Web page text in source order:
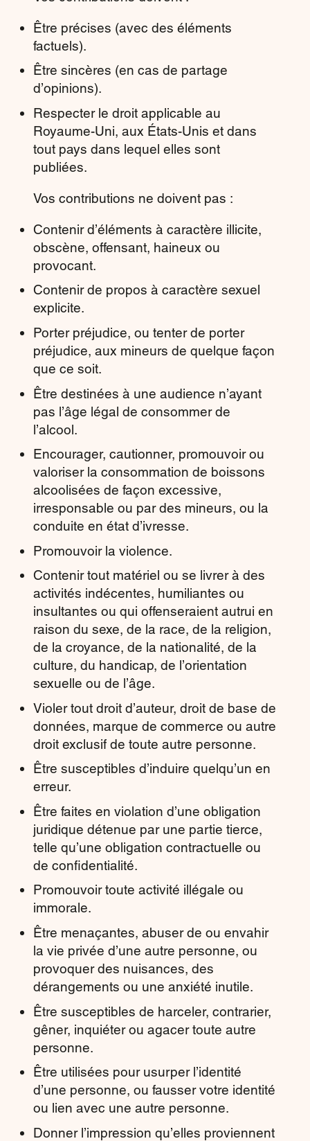
Être précises (avec des éléments
factuels).
Être sincères (en cas de partage
d’opinions).
Respecter le droit applicable au
Royaume-Uni, aux États-Unis et dans
tout pays dans lequel elles sont
publiées.
Vos contributions ne doivent pas :
Contenir d’éléments à caractère illicite,
obscène, offensant, haineux ou
provocant.
Contenir de propos à caractère sexuel
explicite.
Porter préjudice, ou tenter de porter
préjudice, aux mineurs de quelque façon
que ce soit.
Être destinées à une audience n’ayant
pas l’âge légal de consommer de
l’alcool.
Encourager, cautionner, promouvoir ou
valoriser la consommation de boissons
alcoolisées de façon excessive,
irresponsable ou par des mineurs, ou la
conduite en état d’ivresse.
Promouvoir la violence.
Contenir tout matériel ou se livrer à des
activités indécentes, humiliantes ou
insultantes ou qui offenseraient autrui en
raison du sexe, de la race, de la religion,
de la croyance, de la nationalité, de la
culture, du handicap, de l’orientation
sexuelle ou de l’âge.
Violer tout droit d’auteur, droit de base de
données, marque de commerce ou autre
droit exclusif de toute autre personne.
Être susceptibles d’induire quelqu’un en
erreur.
Être faites en violation d’une obligation
juridique détenue par une partie tierce,
telle qu’une obligation contractuelle ou
de confidentialité.
Promouvoir toute activité illégale ou
immorale.
Être menaçantes, abuser de ou envahir
la vie privée d’une autre personne, ou
provoquer des nuisances, des
dérangements ou une anxiété inutile.
Être susceptibles de harceler, contrarier,
gêner, inquiéter ou agacer toute autre
personne.
Être utilisées pour usurper l’identité
d’une personne, ou fausser votre identité
ou lien avec une autre personne.
Donner l’impression qu’elles proviennent